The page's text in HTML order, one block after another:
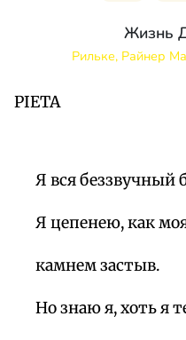
Жизнь
Рильке, Райнер
PIETA
Я вся беззвучный
Я цепенею, как моя
камнем застыв.
Но знаю я, хоть я